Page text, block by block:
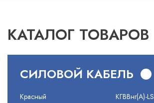
КАТАЛОГ ТОВАРОВ
СИЛОВОЙ КАБЕЛЬ
Красный
КГВВнг(А)-LS